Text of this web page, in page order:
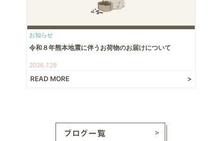
お知らせ
令和８年熊本地震に伴うお荷物のお届けについて
2026.7.29
READ MORE